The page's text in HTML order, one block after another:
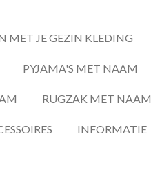
MET JE GEZIN KLEDING
PYJAMA'S MET NAAM
RUGZAK MET NAAM
INFORMATIE